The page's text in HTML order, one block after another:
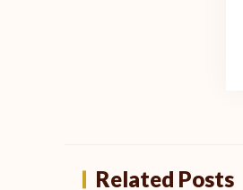
Related Posts